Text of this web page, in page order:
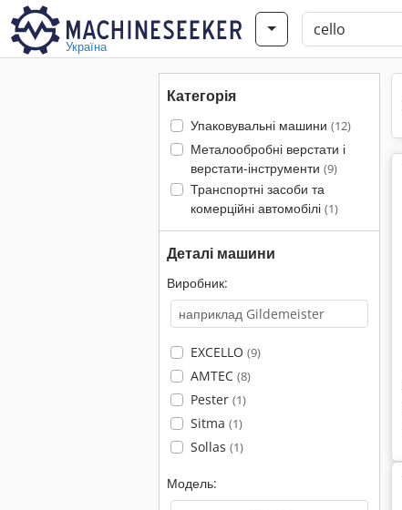
Україна
Категорія
Упаковувальні машини (12)
Металообробні верстати і
верстати-інструменти (9)
Транспортні засоби та
комерційні автомобілі (1)
Деталі машини
Виробник:
EXCELLO (9)
AMTEC (8)
Pester (1)
Sitma (1)
Sollas (1)
Модель: